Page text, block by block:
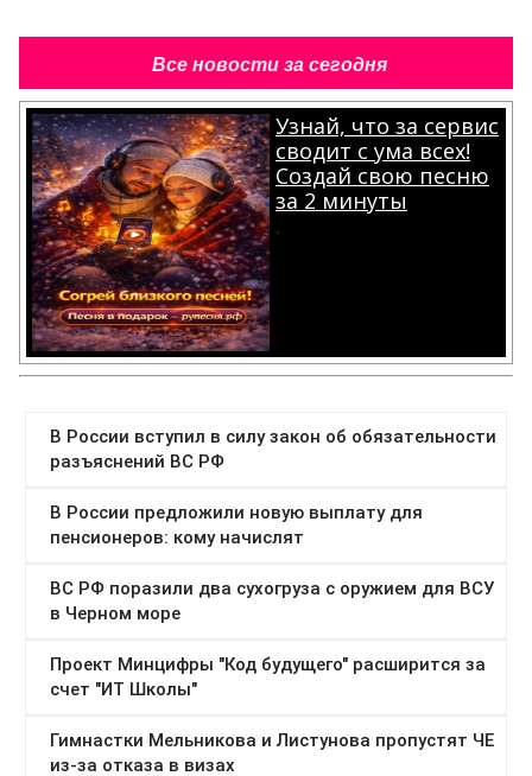
Все новости за сегодня
Узнай, что за сервис
сводит с ума всех!
Создай свою песню
за 2 минуты
.